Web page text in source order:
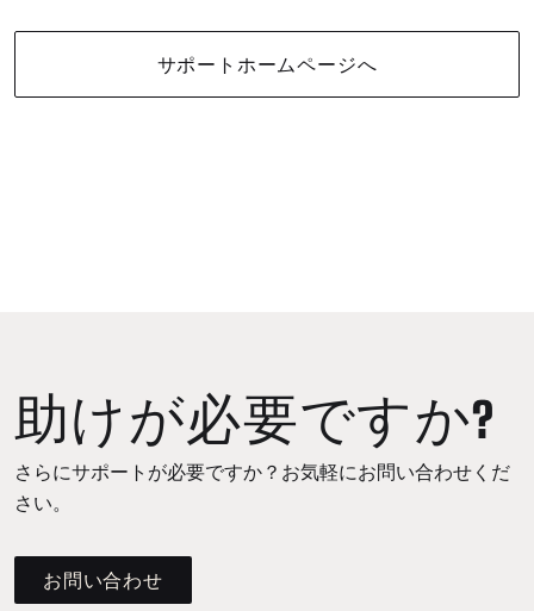
サポートホームページへ
助けが必要ですか?
さらにサポートが必要ですか？お気軽にお問い合わせくだ
さい。
お問い合わせ